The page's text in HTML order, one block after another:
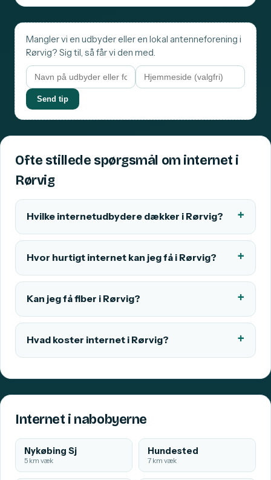
Mangler vi en udbyder eller en lokal antenneforening i
Rørvig? Sig til, så får vi den med.
Send tip
Ofte stillede spørgsmål om internet i
Rørvig
Hvilke internetudbydere dækker i Rørvig?
Hvor hurtigt internet kan jeg få i Rørvig?
Kan jeg få fiber i Rørvig?
Hvad koster internet i Rørvig?
Internet i nabobyerne
Nykøbing Sj
5 km væk
Hundested
7 km væk